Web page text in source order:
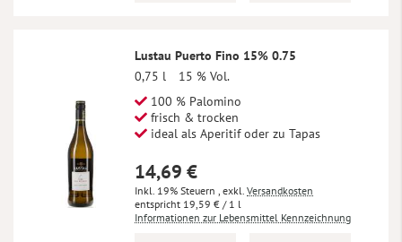
Lustau Puerto Fino 15% 0.75
0,75 l
15 % Vol.
100 % Palomino
frisch & trocken
ideal als Aperitif oder zu Tapas
14,69 €
Inkl. 19% Steuern , exkl. Versandkosten
19,59 € / 1 l
Informationen zur Lebensmittel Kennzeichnung